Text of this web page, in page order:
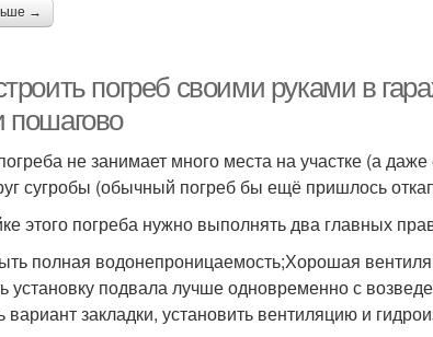
→
погреб своими руками в
пошагово
не занимает много места на участке (а
сугробы (обычный погреб бы ещё пришлось
этого погреба нужно выполнять два главных
полная водонепроницаемость;Хорошая
установку подвала лучше одновременно с
вариант закладки, установить вентиляцию и